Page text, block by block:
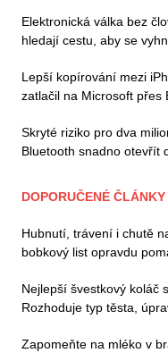
Elektronická válka bez
hledají cestu, aby se
Lepší kopírování mezi
zatlačil na Microsoft přes
Skryté riziko pro dva
Bluetooth snadno otevřít
DOPORUČENÉ ČLÁNKY
Hubnutí, trávení i chutě
bobkový list opravdu
Nejlepší švestkový koláč
Rozhoduje typ těsta,
Zapomeňte na mléko v